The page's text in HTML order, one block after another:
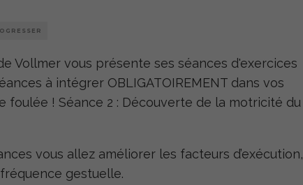
Vollmer vous présente ses séances d'exercices
à intégrer OBLIGATOIREMENT dans vos
! Séance 2 : Découverte de la motricité du
vous allez améliorer les facteurs d’exécution,
gestuelle.